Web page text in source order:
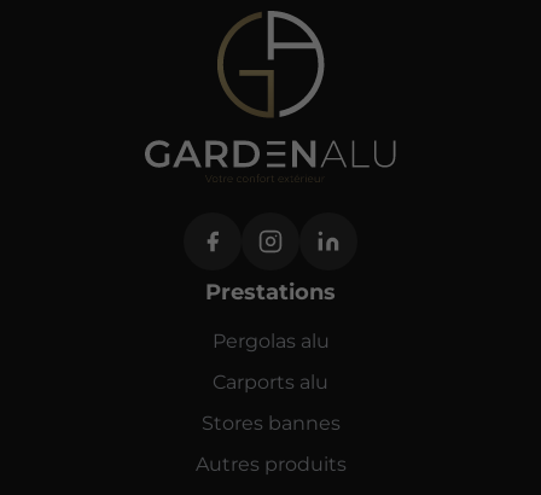
Prestations
Pergolas alu
Carports alu
Stores bannes
Autres produits